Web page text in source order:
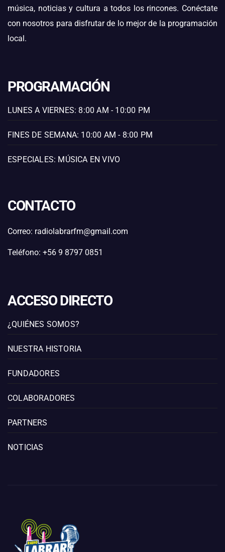
música, noticias y cultura a todos los rincones. Conéctate
con nosotros para disfrutar de lo mejor de la programación
local.
PROGRAMACIÓN
LUNES A VIERNES: 8:00 AM - 10:00 PM
FINES DE SEMANA: 10:00 AM - 8:00 PM
ESPECIALES: MÚSICA EN VIVO
CONTACTO
Correo: radiolabrarfm@gmail.com
Teléfono: +56 9 8797 0851
ACCESO DIRECTO
¿QUIÉNES SOMOS?
NUESTRA HISTORIA
FUNDADORES
COLABORADORES
PARTNERS
NOTICIAS